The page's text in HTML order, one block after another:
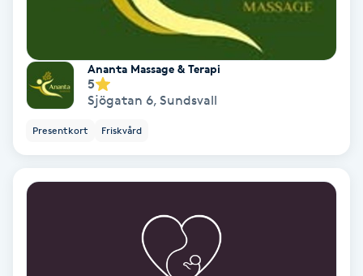
Spa-pedikyr
Spraytan
Ananta Massage & Terapi
5
Sjögatan 6, Sundsvall
Presentkort Friskvård